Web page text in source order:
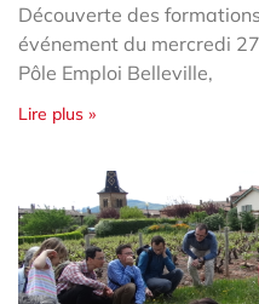
Découverte des
événement du mercredi
Pôle Emploi Belleville,
Lire plus »